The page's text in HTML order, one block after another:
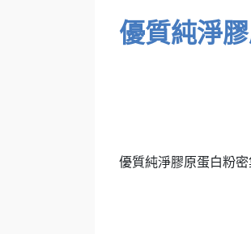
優質純淨
優質純淨膠原蛋白粉